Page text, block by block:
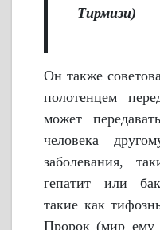
Тирмизи)
Он также
полотенцем
может
человека
заболевания,
гепатит или
такие как
Пророк (мир ему